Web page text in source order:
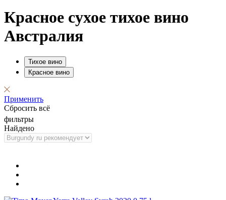
Красное сухое тихое вино
Австралия
Тихое вино
Красное вино
Применить
Сбросить всё
фильтры
Найдено